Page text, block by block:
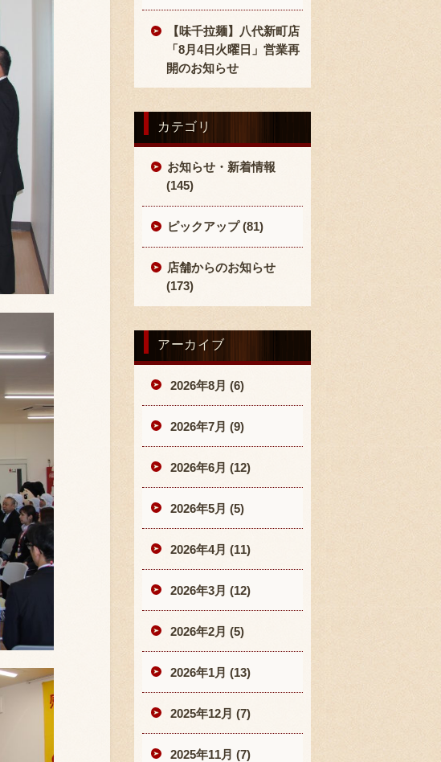
【味千拉麺】八代新町店
「8月4日火曜日」営業再
開のお知らせ
カテゴリ
お知らせ・新着情報
(145)
ピックアップ (81)
店舗からのお知らせ
(173)
アーカイブ
2026年8月 (6)
2026年7月 (9)
2026年6月 (12)
2026年5月 (5)
2026年4月 (11)
2026年3月 (12)
2026年2月 (5)
2026年1月 (13)
2025年12月 (7)
2025年11月 (7)